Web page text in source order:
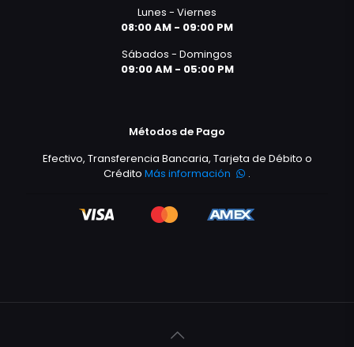
Lunes - Viernes
08:00 AM - 09:00 PM
Sábados - Domingos
09:00 AM - 05:00 PM
Métodos de Pago
Efectivo, Transferencia Bancaria, Tarjeta de Débito o
CréditoMás información .